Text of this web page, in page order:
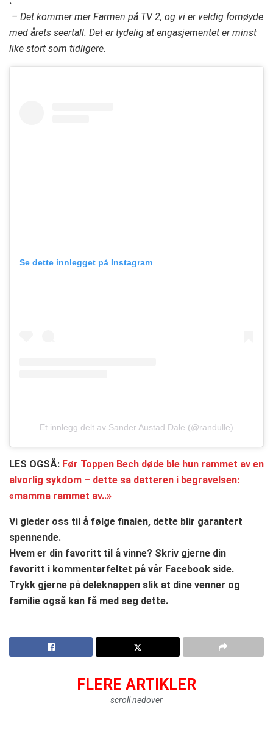
– Det kommer mer Farmen på TV 2, og vi er veldig fornøyde
med årets seertall. Det er tydelig at engasjementet er minst
like stort som tidligere.
Se dette innlegget på Instagram
Et innlegg delt av Sander Austad Dale (@randulle)
LES OGSÅ: Før Toppen Bech døde ble hun rammet av en
alvorlig sykdom – dette sa datteren i begravelsen:
«mamma rammet av..»
Vi gleder oss til å følge finalen, dette blir garantert
spennende.
Hvem er din favoritt til å vinne? Skriv gjerne din
favoritt i kommentarfeltet på vår Facebook side.
Trykk gjerne på deleknappen slik at dine venner og
familie også kan få med seg dette.
FLERE ARTIKLER
scroll nedover